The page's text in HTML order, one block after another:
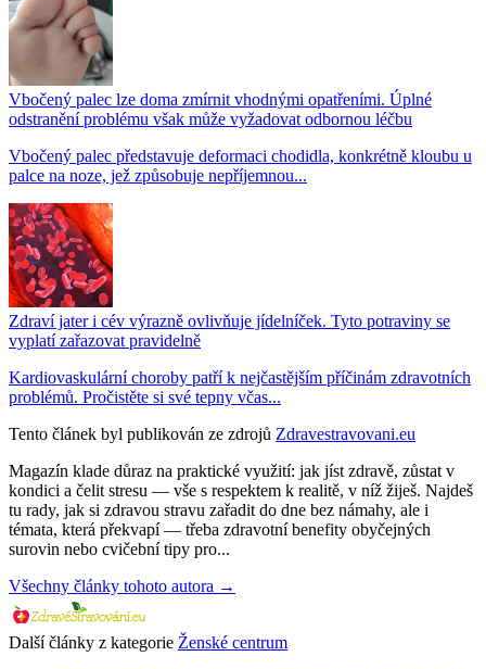
Vbočený palec lze doma zmírnit vhodnými opatřeními. Úplné
odstranění problému však může vyžadovat odbornou léčbu
Vbočený palec představuje deformaci chodidla, konkrétně kloubu u
palce na noze, jež způsobuje nepříjemnou...
Zdraví jater i cév výrazně ovlivňuje jídelníček. Tyto potraviny se
vyplatí zařazovat pravidelně
Kardiovaskulární choroby patří k nejčastějším příčinám zdravotních
problémů. Pročistěte si své tepny včas...
Tento článek byl publikován ze zdrojů Zdravestravovani.eu
Magazín klade důraz na praktické využití: jak jíst zdravě, zůstat v
kondici a čelit stresu — vše s respektem k realitě, v níž žiješ. Najdeš
tu rady, jak si zdravou stravu zařadit do dne bez námahy, ale i
témata, která překvapí — třeba zdravotní benefity obyčejných
surovin nebo cvičební tipy pro...
Všechny články tohoto autora →
Další články z kategorie Ženské centrum